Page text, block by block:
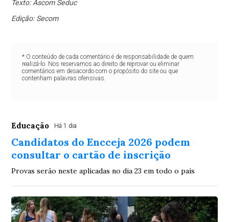
Texto: Ascom Seduc
Edição: Secom
* O conteúdo de cada comentário é de responsabilidade de quem
realizá-lo. Nos reservamos ao direito de reprovar ou eliminar
comentários em desacordo com o propósito do site ou que
contenham palavras ofensivas.
Educação Há 1 dia
Candidatos do Encceja 2026 podem
consultar o cartão de inscrição
Provas serão neste aplicadas no dia 23 em todo o país